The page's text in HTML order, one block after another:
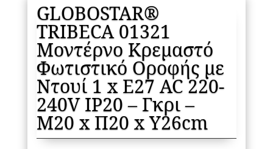
GLOBOSTAR®
TRIBECA 01321
Μοντέρνο Κρεμαστό
Φωτιστικό Οροφής με
Ντουί 1 x E27 AC 220-
240V IP20 – Γκρι –
Μ20 x Π20 x Υ26cm